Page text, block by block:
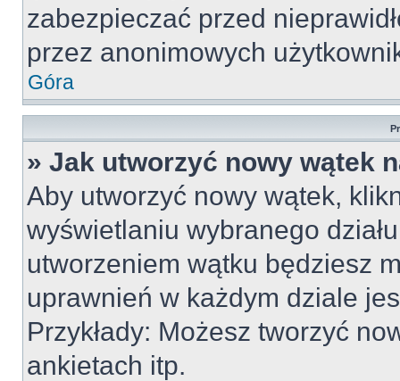
zabezpieczać przed
przez anonimowych
Góra
» Jak utworzyć nowy wątek
Aby utworzyć nowy wątek,
wyświetlaniu wybranego
utworzeniem wątku będziesz
uprawnień w każdym dziale
Przykłady: Możesz tworzyć
ankietach itp.